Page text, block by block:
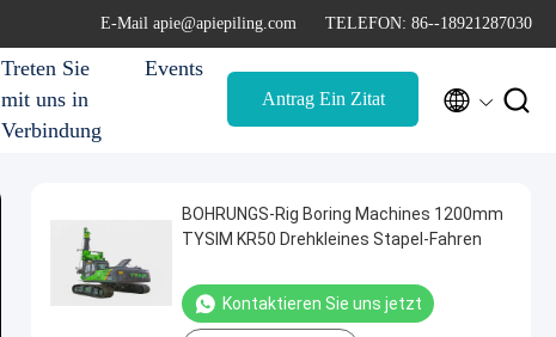
E-Mail apie@apiepiling.com TELEFON: 86--18921287030
Treten Sie
mit uns in
Verbindung
Events
Antrag Ein Zitat  
BOHRUNGS-Rig Boring Machines 1200mm
TYSIM KR50 Drehkleines Stapel-Fahren
Kontaktieren Sie uns jetzt